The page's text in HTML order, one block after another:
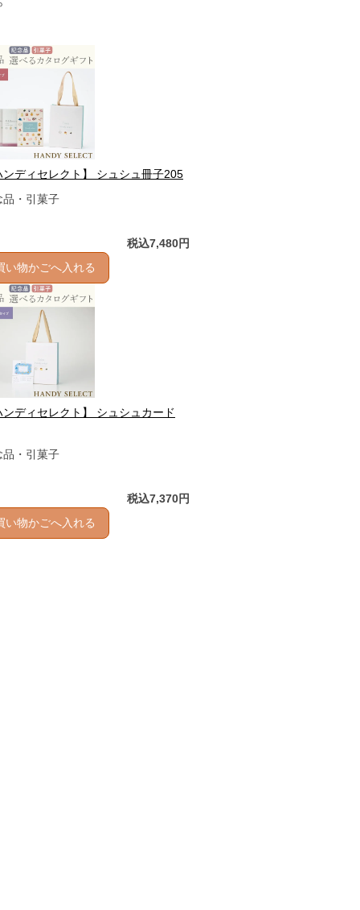
ンディセレクト】 シュシュ冊子205
品・引菓子
税込7,480円
い物かごへ入れる
ンディセレクト】 シュシュカード
品・引菓子
税込7,370円
い物かごへ入れる